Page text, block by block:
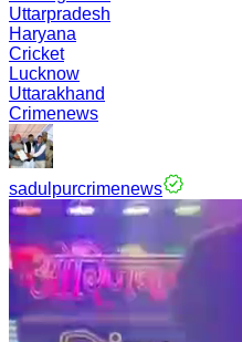
Uttarpradesh
Haryana
Cricket
Lucknow
Uttarakhand
Crimenews
sadulpurcrimenews